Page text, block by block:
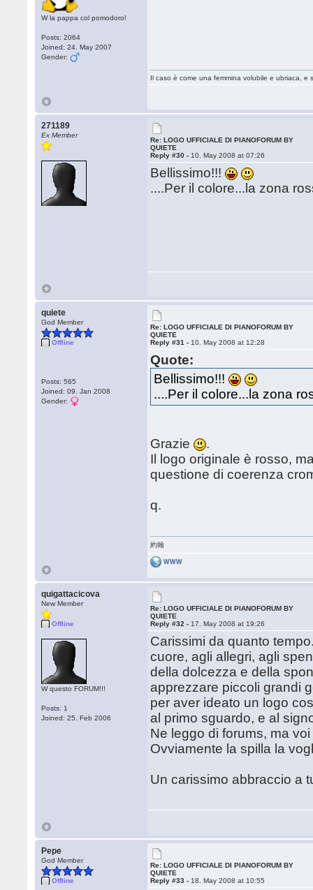
W la pappa col pomodoro!
Posts: 2064
Joined: 24. May 2007
Gender:
Il caso è come una femmina volubile e ubriaca,
271189
Ex Member
Re: LOGO UFFICIALE DI PIANOFORUM BY
QUIETE
Reply #30 - 10. May 2008 at 07:26
Bellissimo!!!
....Per il colore...la zona
quiete
God Member
Offline
Posts: 565
Joined: 09. Jan 2008
Gender:
Re: LOGO UFFICIALE DI PIANOFORUM BY
QUIETE
Reply #31 - 10. May 2008 at 12:28
Quote:
Bellissimo!!!
....Per il colore...la zona
Grazie
.
Il logo originale è rosso,
questione di coerenza
q.
約翰
WWW
quigattacicova
New Member
Offline
W questo FORUM!!!
Posts: 1
Joined: 25. Feb 2006
Re: LOGO UFFICIALE DI PIANOFORUM BY
QUIETE
Reply #32 - 17. May 2008 at 19:26
Carissimi da quanto
cuore, agli allegri, agli
della dolcezza e della
apprezzare piccoli grandi
per aver ideato un logo
al primo sguardo, e al
Ne leggo di forums, ma
Ovviamente la spilla la
Un carissimo abbraccio a
Pepe
God Member
Offline
Re: LOGO UFFICIALE DI PIANOFORUM BY
QUIETE
Reply #33 - 18. May 2008 at 10:55